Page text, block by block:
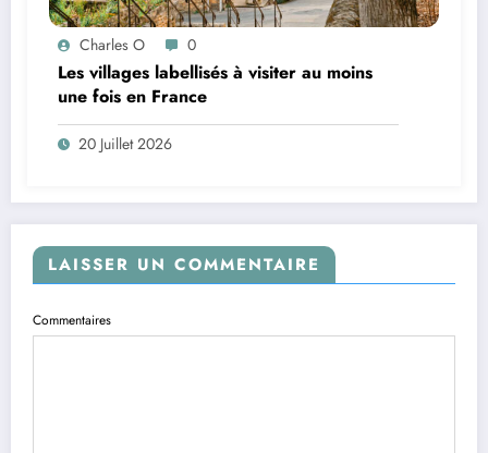
Charles O 0
Les villages labellisés à visiter au moins
une fois en France
20 Juillet 2026
LAISSER UN COMMENTAIRE
Commentaires